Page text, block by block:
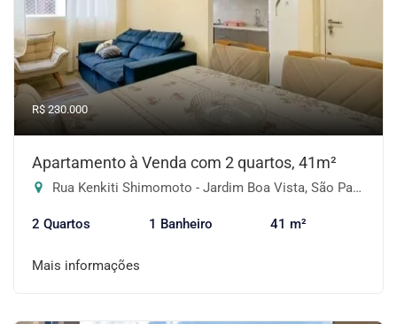
R$ 230.000
Apartamento à Venda com 2 quartos, 41m²
Rua Kenkiti Shimomoto - Jardim Boa Vista, São Paulo-SP
2 Quartos 1 Banheiro 41 m²
Mais informações